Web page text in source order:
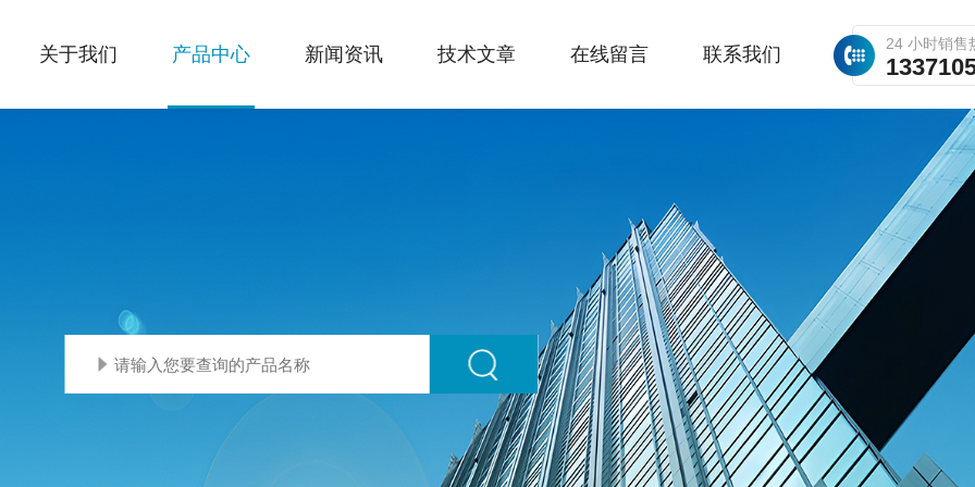
24 小时销售
关于我们 产品中心 新闻资讯 技术文章 在线留言 联系我们